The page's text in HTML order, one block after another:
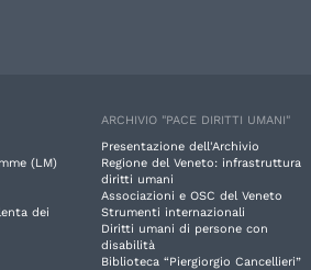
(LM)
dei
ARCHIVIO "PACE DIRITTI UMANI"
Presentazione dell'Archivio
Regione del Veneto: infrastruttura
diritti umani
Associazioni e OSC del Veneto
Strumenti internazionali
Diritti umani di persone con
disabilità
Biblioteca “Piergiorgio Cancellieri”